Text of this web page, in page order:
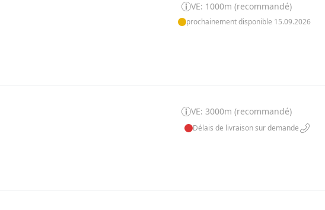
VE: 1000m (recommandé)
prochainement disponible 15.09.2026
VE: 3000m (recommandé)
Délais de livraison sur demande